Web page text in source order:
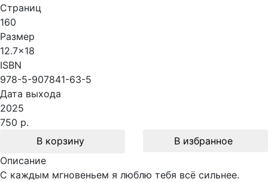
Страниц
160
Размер
12.7x18
ISBN
978-5-907841-63-5
Дата выхода
2025
750 р.
В корзину
В избранное
Описание
С каждым мгновеньем я люблю тебя всё сильнее.